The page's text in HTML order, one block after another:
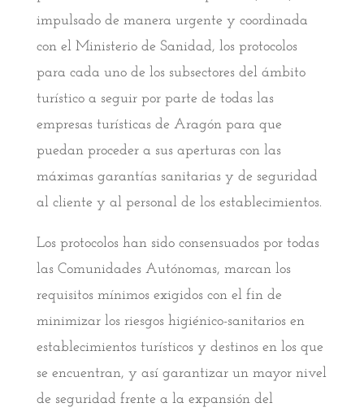
impulsado de manera urgente y coordinada
con el Ministerio de Sanidad, los protocolos
para cada uno de los subsectores del ámbito
turístico a seguir por parte de todas las
empresas turísticas de Aragón para que
puedan proceder a sus aperturas con las
máximas garantías sanitarias y de seguridad
al cliente y al personal de los establecimientos.
Los protocolos han sido consensuados por todas
las Comunidades Autónomas, marcan los
requisitos mínimos exigidos con el fin de
minimizar los riesgos higiénico-sanitarios en
establecimientos turísticos y destinos en los que
se encuentran, y así garantizar un mayor nivel
de seguridad frente a la expansión del